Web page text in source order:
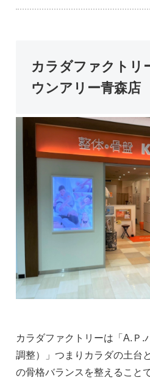
カラダファクトリ
ウンアリー青森店
カラダファクトリーは「A.Ｐ.
調整）」つまりカラダの土台
の骨格バランスを整えること